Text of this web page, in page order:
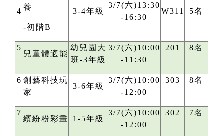
4 養
-初階B
3-4年級
3/7(六)13:30
-16:30
W311 5名
5
兒童體適能
幼兒園大
班-3年級
3/7(六)10:00
-11:30
201 8名
6 創藝科技玩
家
3-6年級
3/7(六)10:00
-12:00
303 8名
7
繽紛粉彩畫 1-5年級
3/7(六)10:00
-12:00
302 7名